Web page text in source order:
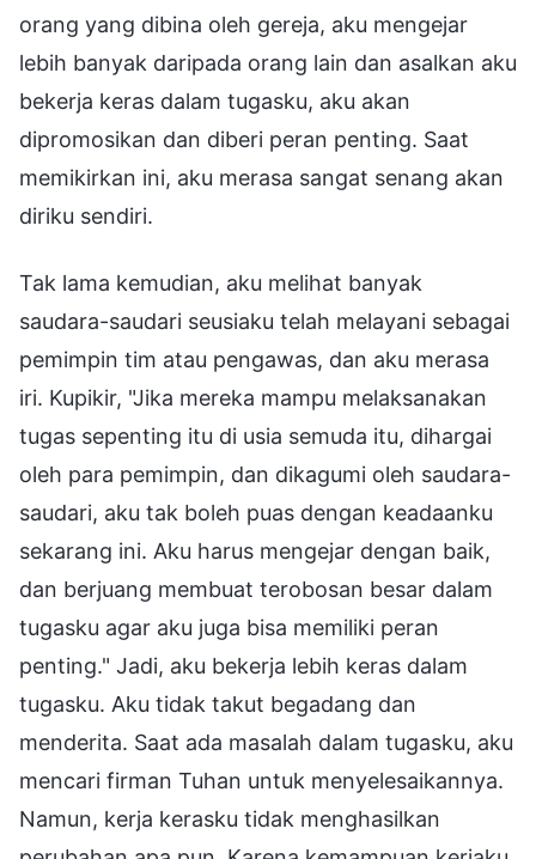
orang yang dibina oleh gereja, aku mengejar
lebih banyak daripada orang lain dan asalkan aku
bekerja keras dalam tugasku, aku akan
dipromosikan dan diberi peran penting. Saat
memikirkan ini, aku merasa sangat senang akan
diriku sendiri.
Tak lama kemudian, aku melihat banyak
saudara-saudari seusiaku telah melayani sebagai
pemimpin tim atau pengawas, dan aku merasa
iri. Kupikir, "Jika mereka mampu melaksanakan
tugas sepenting itu di usia semuda itu, dihargai
oleh para pemimpin, dan dikagumi oleh saudara-
saudari, aku tak boleh puas dengan keadaanku
sekarang ini. Aku harus mengejar dengan baik,
dan berjuang membuat terobosan besar dalam
tugasku agar aku juga bisa memiliki peran
penting." Jadi, aku bekerja lebih keras dalam
tugasku. Aku tidak takut begadang dan
menderita. Saat ada masalah dalam tugasku, aku
mencari firman Tuhan untuk menyelesaikannya.
Namun, kerja kerasku tidak menghasilkan